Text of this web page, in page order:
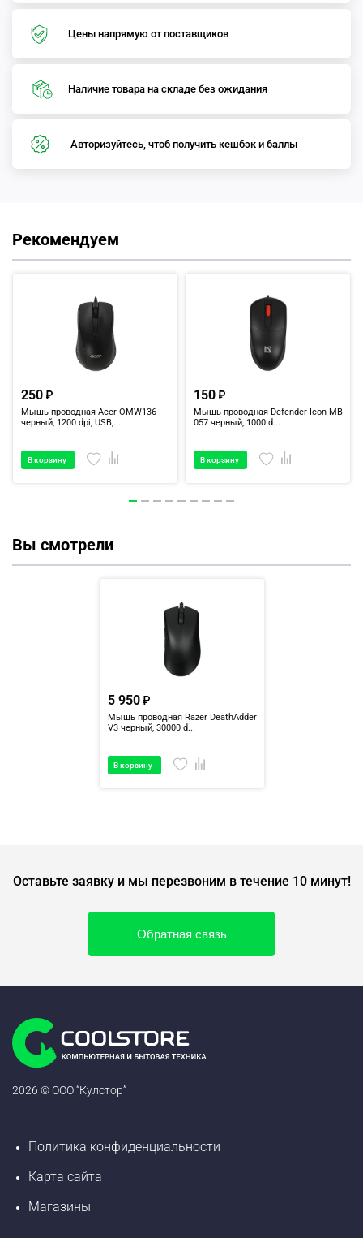
Цены напрямую от поставщиков
Наличие товара на складе без ожидания
Авторизуйтесь, чтоб получить кешбэк и баллы
Рекомендуем
250
Мышь проводная Acer OMW136
черный, 1200 dpi, USB,...
В корзину
150
Мышь проводная Defender Icon MB-
057 черный, 1000 d...
В корзину
Вы смотрели
5 950
Мышь проводная Razer DeathAdder
V3 черный, 30000 d...
В корзину
Оставьте заявку и мы перезвоним в течение 10 минут!
Обратная связь
2026 © ООО “Кулстор”
Политика конфиденциальности
Карта сайта
Магазины